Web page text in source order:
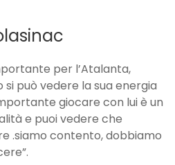
per l’Atalanta,
può vedere la sua energia
giocare con lui è un
e puoi vedere che
.siamo contento, dobbiamo